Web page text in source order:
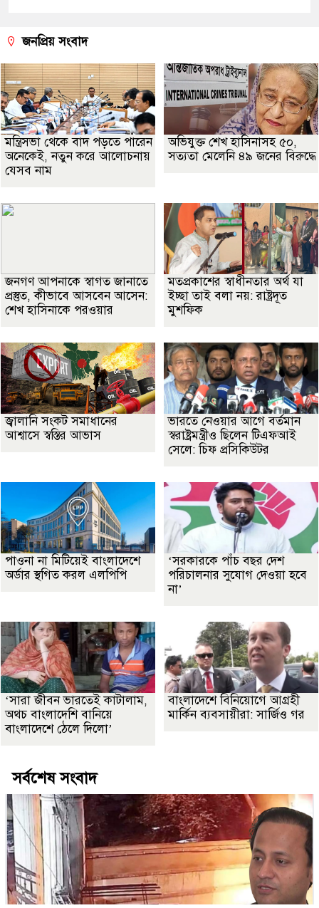
জনপ্রিয় সংবাদ
মন্ত্রিসভা থেকে বাদ পড়তে পারেন
অনেকেই, নতুন করে আলোচনায়
যেসব নাম
অভিযুক্ত শেখ হাসিনাসহ ৫০,
সত্যতা মেলেনি ৪৯ জনের বিরুদ্ধে
জনগণ আপনাকে স্বাগত জানাতে
প্রস্তুত, কীভাবে আসবেন আসেন:
শেখ হাসিনাকে পরওয়ার
মতপ্রকাশের স্বাধীনতার অর্থ যা
ইচ্ছা তাই বলা নয়: রাষ্ট্রদূত
মুশফিক
জ্বালানি সংকট সমাধানের
আশ্বাসে স্বস্তির আভাস
ভারতে নেওয়ার আগে বর্তমান
স্বরাষ্ট্রমন্ত্রীও ছিলেন টিএফআই
সেলে: চিফ প্রসিকিউটর
পাওনা না মিটিয়েই বাংলাদেশে
অর্ডার স্থগিত করল এলপিপি
‘সরকারকে পাঁচ বছর দেশ
পরিচালনার সুযোগ দেওয়া হবে
না’
‘সারা জীবন ভারতেই কাটালাম,
অথচ বাংলাদেশি বানিয়ে
বাংলাদেশে ঠেলে দিলো’
বাংলাদেশে বিনিয়োগে আগ্রহী
মার্কিন ব্যবসায়ীরা: সার্জিও গর
সর্বশেষ সংবাদ